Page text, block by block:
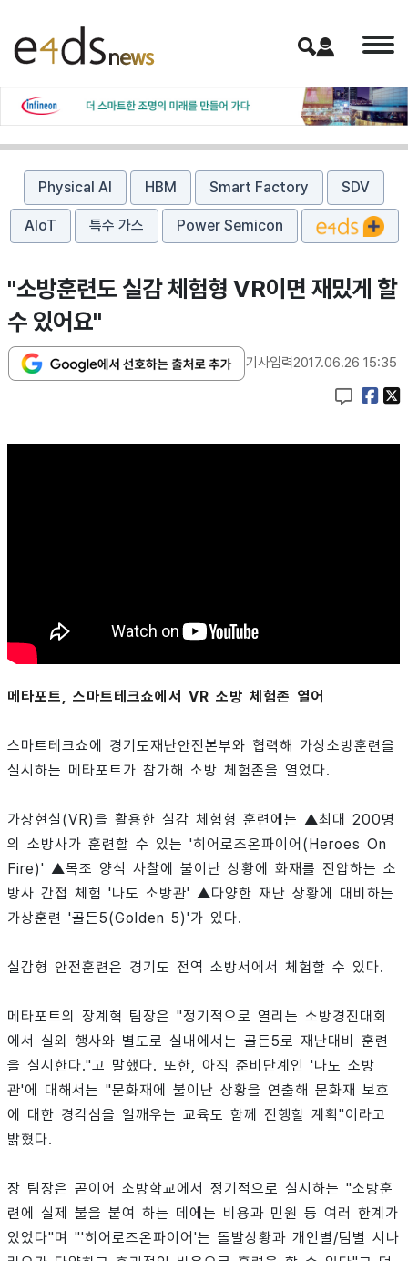
Physical AI HBM Smart Factory SDV
AIoT 특수 가스 Power Semicon
"소방훈련도 실감 체험형 VR이면 재밌게 할
수 있어요"
기사입력2017.06.26 15:35
메타포트, 스마트테크쇼에서 VR 소방 체험존 열어
스마트테크쇼에 경기도재난안전본부와 협력해 가상소방훈련을
실시하는 메타포트가 참가해 소방 체험존을 열었다.
가상현실(VR)을 활용한 실감 체험형 훈련에는 ▲최대 200명
의 소방사가 훈련할 수 있는 '히어로즈온파이어(Heroes On
Fire)' ▲목조 양식 사찰에 불이난 상황에 화재를 진압하는 소
방사 간접 체험 '나도 소방관' ▲다양한 재난 상황에 대비하는
가상훈련 '골든5(Golden 5)'가 있다.
실감형 안전훈련은 경기도 전역 소방서에서 체험할 수 있다.
메타포트의 장계혁 팀장은 "정기적으로 열리는 소방경진대회
에서 실외 행사와 별도로 실내에서는 골든5로 재난대비 훈련
을 실시한다."고 말했다. 또한, 아직 준비단계인 '나도 소방
관'에 대해서는 "문화재에 불이난 상황을 연출해 문화재 보호
에 대한 경각심을 일깨우는 교육도 함께 진행할 계획"이라고
밝혔다.
장 팀장은 곧이어 소방학교에서 정기적으로 실시하는 "소방훈
련에 실제 불을 붙여 하는 데에는 비용과 민원 등 여러 한계가
있었다"며 "'히어로즈온파이어'는 돌발상황과 개인별/팀별 시나